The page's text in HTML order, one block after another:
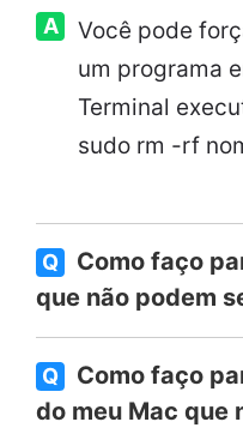
A
Você pode
um programa
Terminal
sudo rm -rf
Q
Como faço
que não podem
Q
Como faço
do meu Mac que